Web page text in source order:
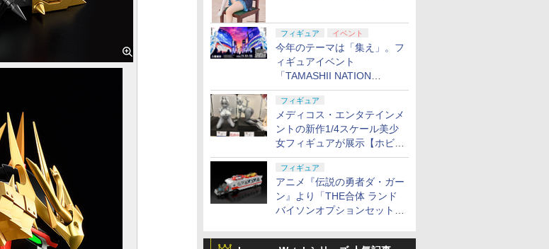
フィギュア イベント
今年のテーマは「集え」。フ
ィギュアイベント
「TAMASHII NATION
2026」が11月13日より開催
決定
フィギュア
メディコス・エンタテインメ
ントの新作1/4スケール美少
女フィギュアが展示【ホビー
メーカー合同展示会】
フィギュア
アニメ『伝説の勇者ダ・ガー
ン』より「THE合体 ランド
バイソンオプションセット」